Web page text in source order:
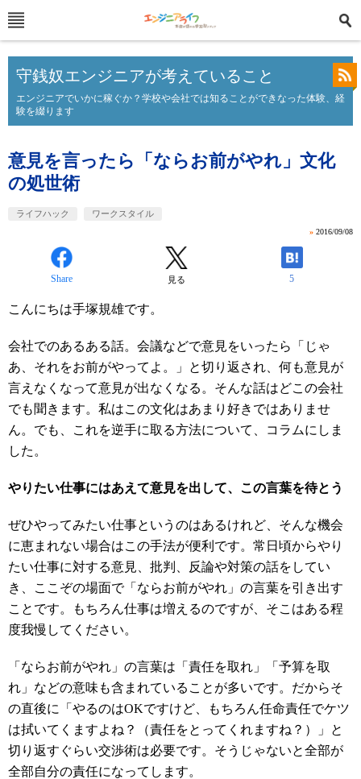
守銭奴エンジニアが考えていること
エンジニアでいかに稼ぐか？学校や会社では知ることができなった体験、経
験を綴ります
意見を言ったら「ならお前がやれ」文化
の処世術
ライフハック ワークスタイル
» 2016/09/08
Share 見る 5
こんにちは手塚規雄です。
会社でのあるある話。会議などで意見をいったら「じゃ
あ、それをお前がやってよ。」と切り返され、何も意見が
言えなくなって意見が出なくなる。そんな話はどこの会社
でも聞きます。私はこの文化はあまり好きではありませ
ん。でも、これを逆手に取る方法について、コラムにしま
した。
やりたい仕事にはあえて意見を出して、この言葉を待とう
ぜひやってみたい仕事というのはあるけれど、そんな機会
に恵まれない場合はこの手法が便利です。常日頃からやり
たい仕事に対する意見、批判、反論や対策の話をしてい
き、ここぞの場面で「ならお前がやれ」の言葉を引き出す
ことです。もちろん仕事は増えるのですが、そこはある程
度我慢してください。
「ならお前がやれ」の言葉は「責任を取れ」「予算を取
れ」などの意味も含まれていることが多いです。だからそ
の直後に「やるのはOKですけど、もちろん任命責任でケツ
は拭いてくますよね？（責任をとってくれますね？）」と
切り返すぐらい交渉術は必要です。そうじゃないと全部が
全部自分の責任になってします。